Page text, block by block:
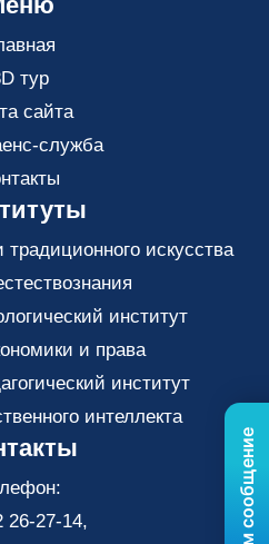
тур
сайта
служба
традиционного искусства
институт
и права
институт
интеллекта
26-27-14,